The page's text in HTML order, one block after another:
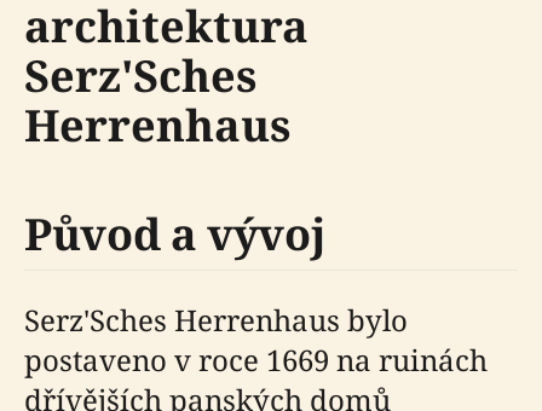
architektura
Serz'Sches
Herrenhaus
Původ a vývoj
Serz'Sches Herrenhaus bylo
postaveno v roce 1669 na ruinách
dřívějších panských domů